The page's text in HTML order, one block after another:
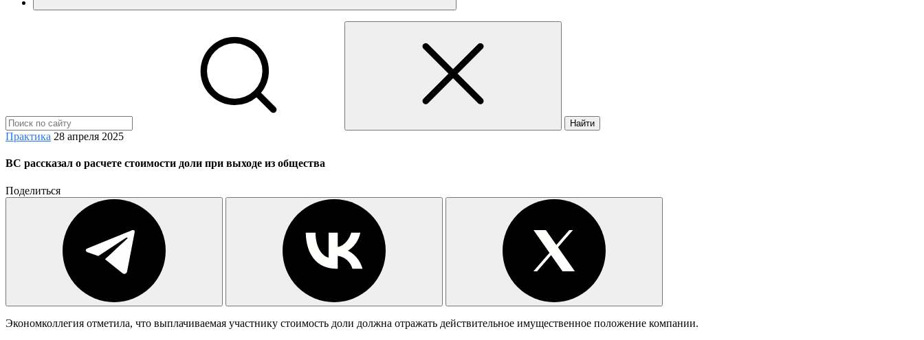
Найти
Практика 28 апреля 2025
ВС рассказал о расчете стоимости доли при выходе из общества
Поделиться
Экономколлегия отметила, что выплачиваемая участнику стоимость доли должна отражать действительное имущественное положение компании.